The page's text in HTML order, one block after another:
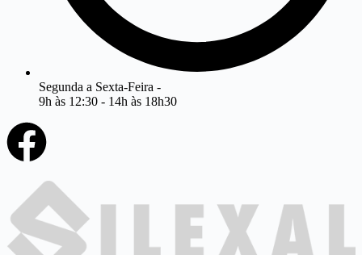
Segunda a Sexta-Feira -
9h às 12:30 - 14h às 18h30